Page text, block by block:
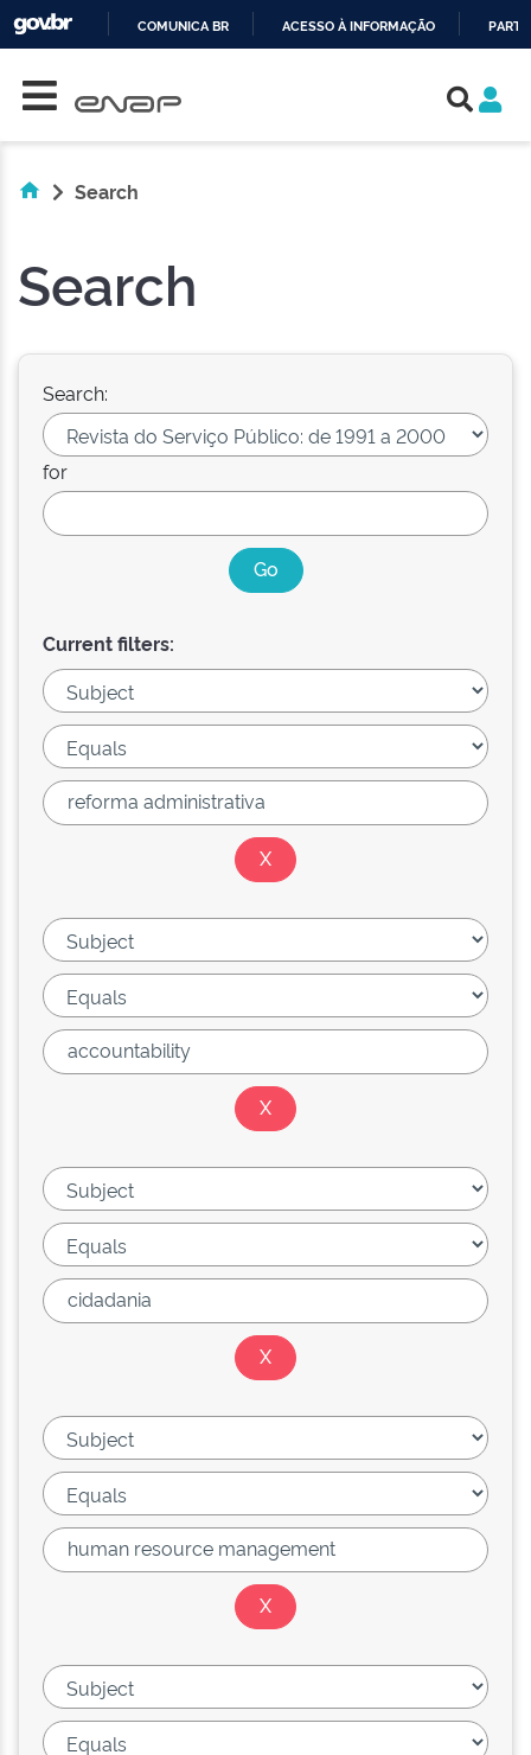
COMUNICA BR ACESSO À INFORMAÇÃO
Search
Search
Search:
for
Current filters: